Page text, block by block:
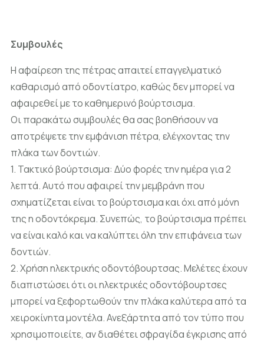
Συμβουλές
Η αφαίρεση της πέτρας απαιτεί επαγγελματικό
καθαρισμό από οδοντίατρο, καθώς δεν μπορεί να
αφαιρεθεί με το καθημερινό βούρτσισμα.
Οι παρακάτω συμβουλές θα σας βοηθήσουν να
αποτρέψετε την εμφάνιση πέτρα, ελέγχοντας την
πλάκα των δοντιών.
1. Τακτικό βούρτσισμα: Δύο φορές την ημέρα για 2
λεπτά. Αυτό που αφαιρεί την μεμβράνη που
σχηματίζεται είναι το βούρτσισμα και όχι από μόνη
της η οδοντόκρεμα. Συνεπώς, το βούρτσισμα πρέπει
να είναι καλό και να καλύπτει όλη την επιφάνεια των
δοντιών.
2. Χρήση ηλεκτρικής οδοντόβουρτσας. Μελέτες έχουν
διαπιστώσει ότι οι ηλεκτρικές οδοντόβουρτσες
μπορεί να ξεφορτωθούν την πλάκα καλύτερα από τα
χειροκίνητα μοντέλα. Ανεξάρτητα από τον τύπο που
χρησιμοποιείτε, αν διαθέτει σφραγίδα έγκρισης από